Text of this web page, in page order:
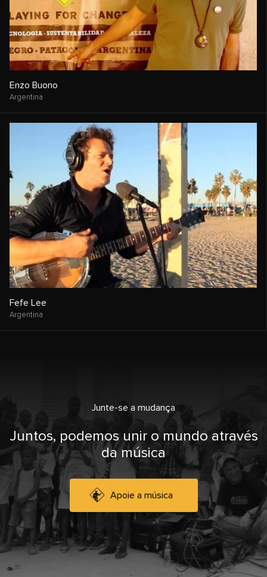
Enzo Buono
Argentina
Fefe Lee
Argentina
Junte-se a mudança
Juntos, podemos unir o mundo através
da música
Apoie a música